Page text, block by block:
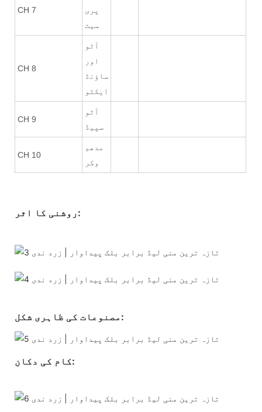
CH 7
پری
سیٹ
CH 8
آٹو
اور
ساؤنڈ
ایکٹو
CH 9
آٹو
سپیڈ
CH 10
مدھم
وکر
روشنی کا اثر:
مصنوعات کی ظاہری شکل:
کام کی دکان: